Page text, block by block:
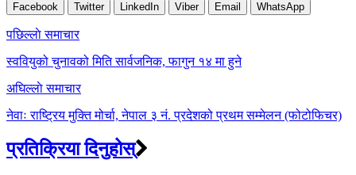
Facebook Twitter LinkedIn Viber Email WhatsApp
Post
navigation
पछिल्लाे समाचार
स्ववियुको चुनावको मिति सार्वजनिक, फागुन १४ मा हुने
अघिल्लाे समाचार
नेवाः राष्ट्रिय मुक्ति मोर्चा, नेपाल ३ नं. प्रदेशको प्रथम सम्मेलन (फोटोफिचर)
प्रतिक्रिया दिनुहोस्